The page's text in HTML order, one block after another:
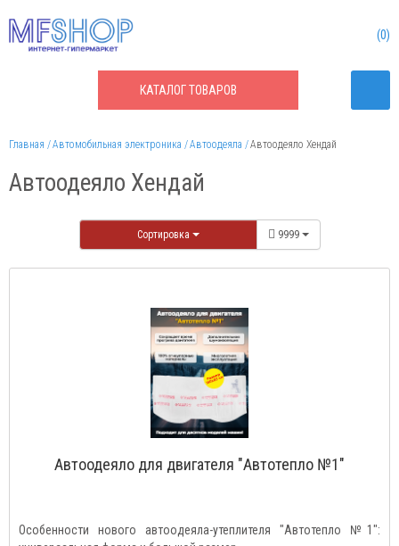
КАТАЛОГТОВАРОВ
0
Главная Автомобильная электроника Автоодеяла Автоодеяло Хендай
Автоодеяло Хендай
Сортировка 9999
Автоодеяло для двигателя "Автотепло №1"
Особенности нового автоодеяла-утеплителя "Автотепло №1":